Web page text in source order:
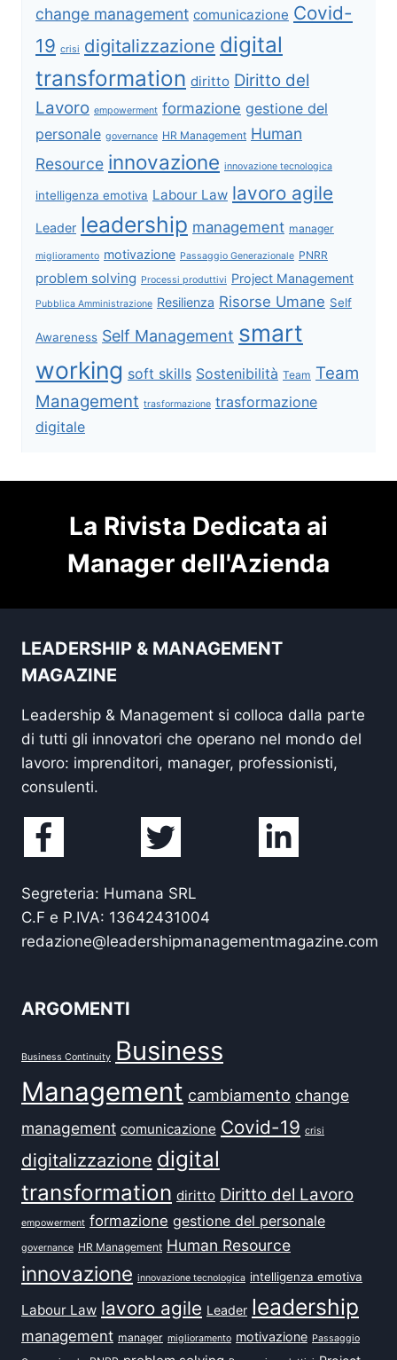
change management comunicazione Covid-
19 crisi digitalizzazione digital
transformation diritto Diritto del
Lavoro empowerment formazione gestione del
personale governance HR Management Human
Resource innovazione innovazione tecnologica
intelligenza emotiva Labour Law lavoro agile
Leader leadership management manager
miglioramento motivazione Passaggio Generazionale PNRR
problem solving Processi produttivi Project Management
Pubblica Amministrazione Resilienza Risorse Umane Self
Awareness Self Management smart
working soft skills Sostenibilità Team Team
Management trasformazione trasformazione
digitale
La Rivista Dedicata ai
Manager dell'Azienda
LEADERSHIP & MANAGEMENT
MAGAZINE
Leadership & Management si colloca dalla parte
di tutti gli innovatori che operano nel mondo del
lavoro: imprenditori, manager, professionisti,
consulenti.
Segreteria: Humana SRL
C.F e P.IVA: 13642431004
redazione@leadershipmanagementmagazine.com
ARGOMENTI
Business Continuity Business
Management cambiamento change
management comunicazione Covid-19 crisi
digitalizzazione digital
transformation diritto Diritto del Lavoro
empowerment formazione gestione del personale
governance HR Management Human Resource
innovazione innovazione tecnologica intelligenza emotiva
Labour Law lavoro agile Leader leadership
management manager miglioramento motivazione Passaggio